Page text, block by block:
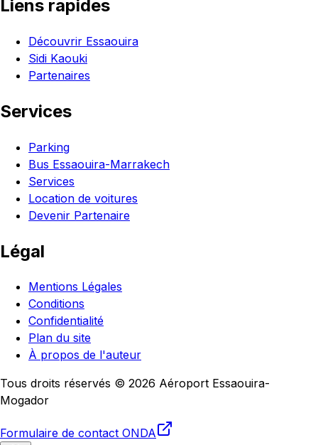
Liens rapides
Découvrir Essaouira
Sidi Kaouki
Partenaires
Services
Parking
Bus Essaouira-Marrakech
Services
Location de voitures
Devenir Partenaire
Légal
Mentions Légales
Conditions
Confidentialité
Plan du site
À propos de l'auteur
Tous droits réservés © 2026 Aéroport Essaouira-
Mogador
Formulaire de contact ONDA